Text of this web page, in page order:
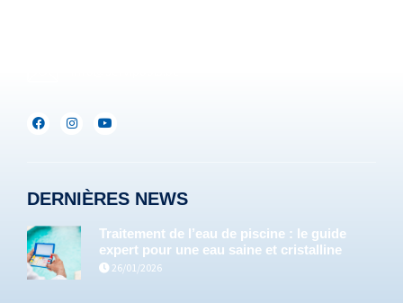
DERNIÈRES NEWS
Traitement de l’eau de piscine : le guide
expert pour une eau saine et cristalline
26/01/2026